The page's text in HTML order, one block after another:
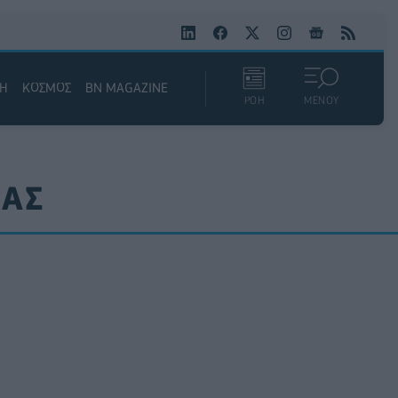
ΚΟΣΜΟΣ BN MAGAZINE
ΡΟΗ ΜΕΝΟΥ